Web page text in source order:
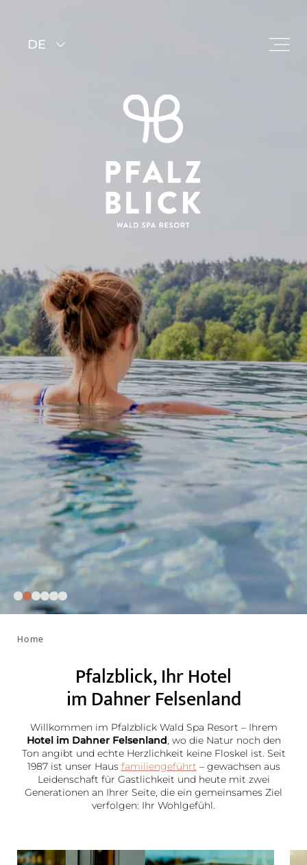
Home
Pfalzblick, Ihr Hotel
im Dahner Felsenland
Willkommen im Pfalzblick Wald Spa Resort – Ihrem
Hotel im Dahner Felsenland, wo die Natur noch den
Ton angibt und echte Herzlichkeit keine Floskel ist. Seit
1987 ist unser Haus familiengeführt – gewachsen aus
Leidenschaft für Gastlichkeit und heute mit zwei
Generationen an Ihrer Seite, die ein gemeinsames Ziel
verfolgen: Ihr Wohlgefühl.